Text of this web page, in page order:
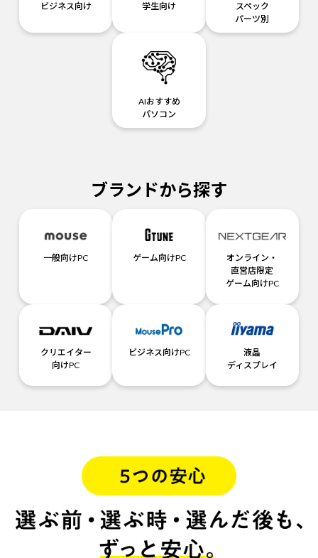
ビジネス向け 学生向け
スペック
パーツ別
AIおすすめ
パソコン
ブランドから探す
一般向けPC ゲーム向けPC
オンライン・
直営店限定
ゲーム向けPC
クリエイター
向けPC
ビジネス向けPC
液晶
ディスプレイ